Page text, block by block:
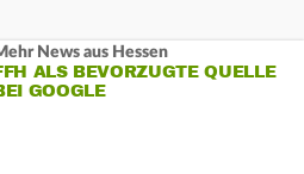
News aus Hessen
ALS BEVORZUGTE QUELLE
GOOGLE